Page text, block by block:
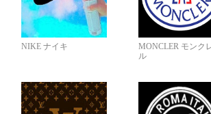
NIKE ナイキ
MONCLER モンク
ル